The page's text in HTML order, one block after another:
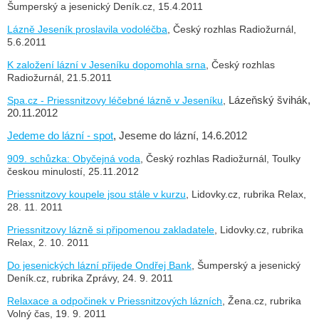
Šumperský a jesenický Deník.cz, 15.4.2011
Lázně Jeseník proslavila vodoléčba , Český rozhlas Radiožurnál,
5.6.2011
K založení lázní v Jeseníku dopomohla srna , Český rozhlas
Radiožurnál, 21.5.2011
Spa.cz - Priessnitzovy léčebné lázně v Jeseníku
Lázeňský švihák,
20.11.2012
Jedeme do lázní - spot, Jeseme do lázní, 14.6.2012
909. schůzka: Obyčejná voda , Český rozhlas Radiožurnál, Toulky
českou minulostí, 25.11.2012
Priessnitzovy koupele jsou stále v kurzu , Lidovky.cz, rubrika Relax,
28. 11. 2011
Priessnitzovy lázně si připomenou zakladatele , Lidovky.cz, rubrika
Relax, 2. 10. 2011
Do jesenických lázní přijede Ondřej Bank , Šumperský a jesenický
Deník.cz, rubrika Zprávy, 24. 9. 2011
Relaxace a odpočinek v Priessnitzových lázních , Žena.cz, rubrika
Volný čas, 19. 9. 2011